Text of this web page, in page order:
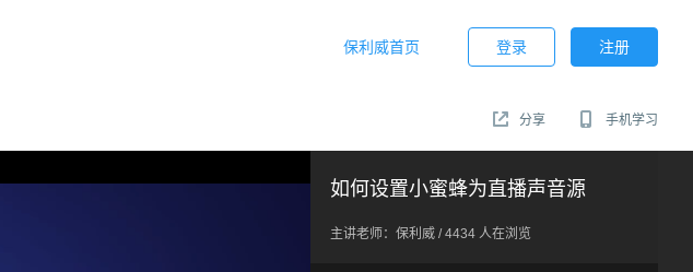
保利威首页 登录 注册
分享 手机学习
如何设置小蜜蜂为直播声音源
主讲老师： 保利威 /4434 人在浏览